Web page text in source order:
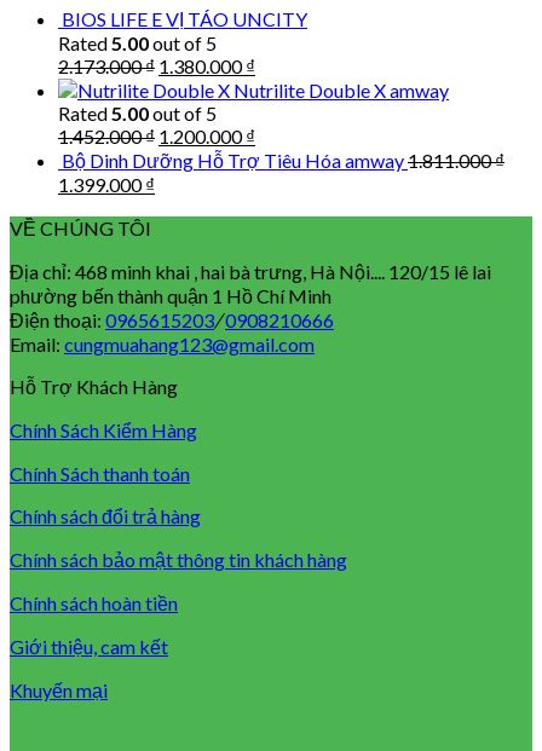
BIOS LIFE E VỊ TÁO UNCITY
Rated5.00out of 5
2.173.000₫ Original
price
was:
2.173.000 ₫.
1.380.000₫
price
Nutrilite Double X amway
Rated5.00out of 5
1.452.000₫ Original
price
1.200.000₫
price
Bộ Dinh Dưỡng Hỗ Trợ Tiêu Hóa amway1.811.000₫
Original
was:
1.399.000₫
VỀ CHÚNG TÔI
Địa chỉ: 468 minh khai , hai bà trưng, Hà Nội.... 120/15 lê lai
phường bến thành quận 1 Hồ Chí Minh
Điện thoại: 0965615203/0908210666
Email: cungmuahang123@gmail.com
Hỗ Trợ Khách Hàng
Chính Sách Kiểm Hàng
Chính Sách thanh toán
Chính sách đổi trả hàng
Chính sách bảo mật thông tin khách hàng
Chính sách hoàn tiền
Giới thiệu, cam kết
Khuyến mại